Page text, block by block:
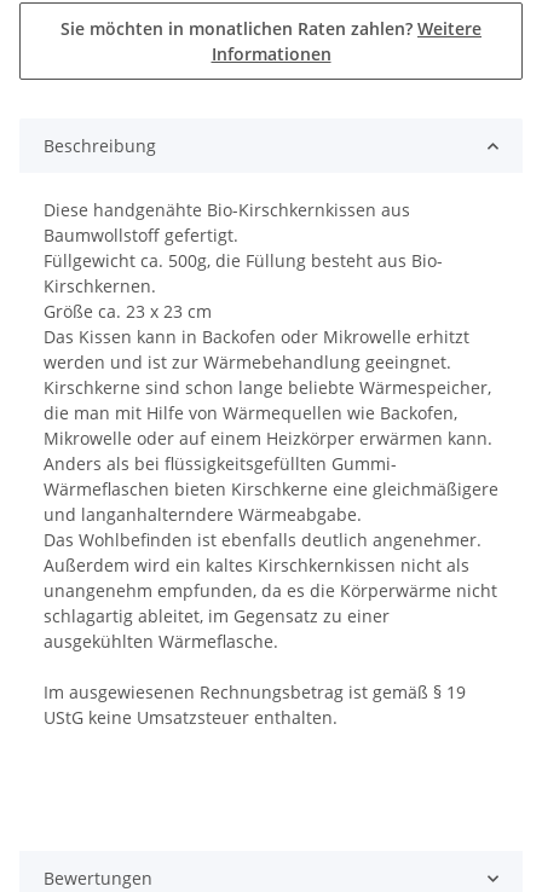
Sie möchten in monatlichen Raten zahlen? Weitere
Informationen
Beschreibung
Diese handgenähte Bio-Kirschkernkissen aus
Baumwollstoff gefertigt.
Füllgewicht ca. 500g, die Füllung besteht aus Bio-
Kirschkernen.
Größe ca. 23 x 23 cm
Das Kissen kann in Backofen oder Mikrowelle erhitzt
werden und ist zur Wärmebehandlung geeingnet.
Kirschkerne sind schon lange beliebte Wärmespeicher,
die man mit Hilfe von Wärmequellen wie Backofen,
Mikrowelle oder auf einem Heizkörper erwärmen kann.
Anders als bei flüssigkeitsgefüllten Gummi-
Wärmeflaschen bieten Kirschkerne eine gleichmäßigere
und langanhalterndere Wärmeabgabe.
Das Wohlbefinden ist ebenfalls deutlich angenehmer.
Außerdem wird ein kaltes Kirschkernkissen nicht als
unangenehm empfunden, da es die Körperwärme nicht
schlagartig ableitet, im Gegensatz zu einer
ausgekühlten Wärmeflasche.
Im ausgewiesenen Rechnungsbetrag ist gemäß § 19
UStG keine Umsatzsteuer enthalten.
Bewertungen